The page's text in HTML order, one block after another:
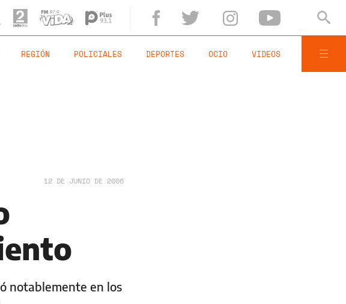
REGIÓN POLICIALES DEPORTES OCIO VIDEOS
12 DE JUNIO DE 2006
notablemente en los